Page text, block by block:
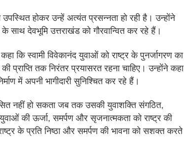
होकर उन्हें अत्यंत प्रसन्नता हो रही है। उन्होंने
साथ देवभूमि उत्तराखंड को गौरवान्वित कर रहे हैं।
कि स्वामी विवेकानंद युवाओं को राष्ट्र के पुनर्जागरण का
तक निरंतर प्रयासरत रहना चाहिए। उन्होंने कहा
में अपनी भागीदारी सुनिश्चित कर रहे हैं।
नहीं हो सकता जब तक उसकी युवाशक्ति संगठित,
की ऊर्जा, समर्पण और सृजनात्मकता को राष्ट्र की
के प्रति निष्ठा और समर्पण की भावना को सशक्त करते